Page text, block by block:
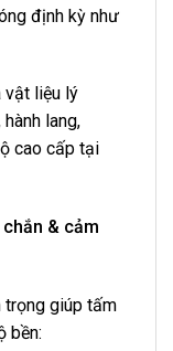
định kỳ như
vật liệu lý
lang,
cao cấp tại
& cảm
trọng giúp tấm
bền: